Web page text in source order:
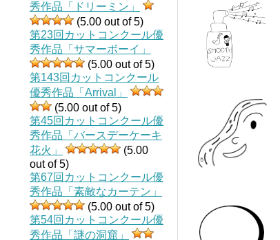
秀作品「ドリーミン」
(5.00 out of 5)
第23回カットコンクール優
秀作品「サマーボーイ」
(5.00 out of 5)
第143回カットコンクール
優秀作品「Arrival」
(5.00 out of 5)
第45回カットコンクール優
秀作品「バースデーケーキ
花火」
(5.00
out of 5)
第67回カットコンクール優
秀作品「素敵なカーテン」
(5.00 out of 5)
第54回カットコンクール優
秀作品「謎の洞窟」